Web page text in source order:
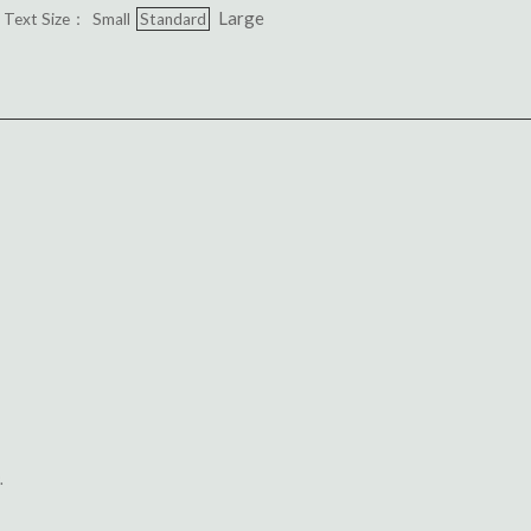
Text Size： Small Standard Large